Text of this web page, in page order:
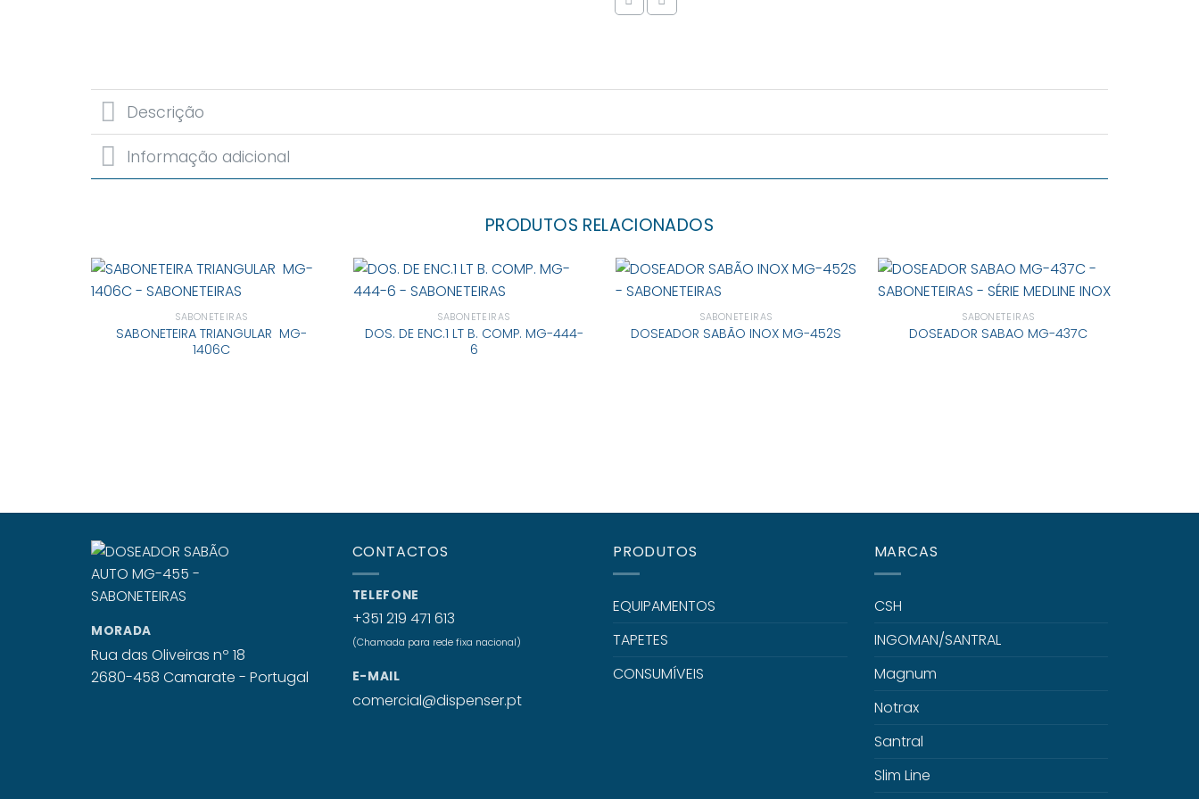
Descrição
Informação adicional
PRODUTOS RELACIONADOS
SABONETEIRAS
SABONETEIRA TRIANGULAR MG-
1406C
SABONETEIRAS
DOS. DE ENC.1 LT B. COMP. MG-444-
6
SABONETEIRAS
DOSEADOR SABÃO INOX MG-452S
SABONETEIRAS
DOSEADOR SABAO MG-437C
MORADA
Rua das Oliveiras nº 18
2680-458 Camarate - Portugal
CONTACTOS
TELEFONE
+351 219 471 613
(Chamada para rede fixa nacional)
E-MAIL
comercial@dispenser.pt
PRODUTOS
EQUIPAMENTOS
TAPETES
CONSUMÍVEIS
MARCAS
CSH
INGOMAN/SANTRAL
Magnum
Notrax
Santral
Slim Line